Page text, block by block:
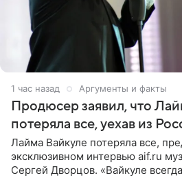
1 час назад Аргументы и факты
Продюсер заявил, что
потеряла все, уехав из
Лайма Вайкуле потеряла все,
эксклюзивном интервью aif.ru
Сергей Дворцов. «Вайкуле